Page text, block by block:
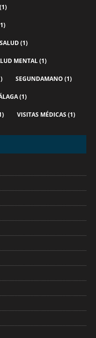
SALUD(1)
MENTAL(1)
SEGUNDAMANO (1)
(1)
VISITAS MÉDICAS (1)